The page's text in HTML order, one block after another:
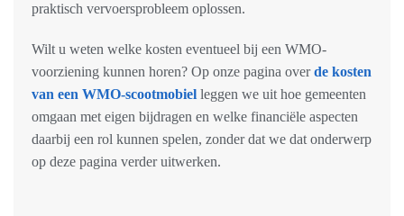
praktisch vervoersprobleem oplossen.
Wilt u weten welke kosten eventueel bij een WMO-
voorziening kunnen horen? Op onze pagina overde kosten
van een WMO-scootmobiel leggen we uit hoe gemeenten
omgaan met eigen bijdragen en welke financiële aspecten
daarbij een rol kunnen spelen, zonder dat we dat onderwerp
op deze pagina verder uitwerken.